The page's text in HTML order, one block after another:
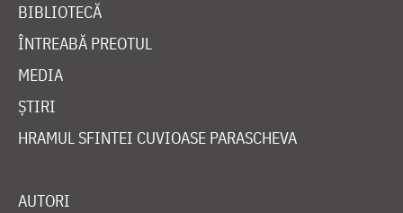
BIBLIOTECĂ
ÎNTREABĂ PREOTUL
MEDIA
ȘTIRI
HRAMUL SFINTEI CUVIOASE PARASCHEVA
AUTORI